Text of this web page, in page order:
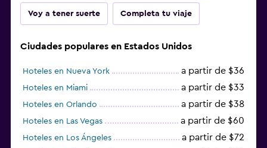
Voy a tener suerte Completa tu viaje
Ciudades populares en Estados Unidos
Hoteles en Nueva York a partir de $36
Hoteles en Miami a partir de $33
Hoteles en Orlando a partir de $38
Hoteles en Las Vegas a partir de $60
Hoteles en Los Ángeles a partir de $72